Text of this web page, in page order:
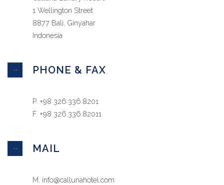
1 Wellington Street
8877 Bali, Ginyahar
Indonesia
PHONE & FAX
P. +98 326.336.8201
F. +98 326.336.82011
MAIL
M. info@callunahotel.com